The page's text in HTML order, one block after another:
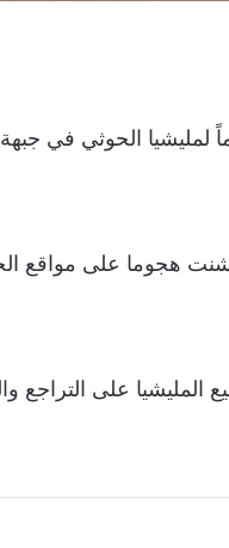
الحوثي في
هجوما على مواقع
المليشيا على التراجع